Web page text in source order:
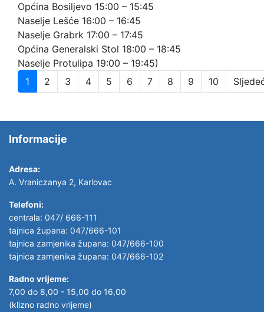
Općina Bosiljevo 15:00 – 15:45
Naselje Lešće 16:00 – 16:45
Naselje Grabrk 17:00 – 17:45
Općina Generalski Stol 18:00 – 18:45
Naselje Protulipa 19:00 – 19:45)
Stranica 1 od 12
1 2 3 4 5 6 7 8 9 10
Informacije
Adresa:
A. Vraniczanya 2, Karlovac
Telefoni:
centrala: 047/ 666-111
tajnica župana: 047/666-101
tajnica zamjenika župana: 047/666-100
tajnica zamjenika župana: 047/666-102
Radno vrijeme:
7,00 do 8,00 - 15,00 do 16,00
(klizno radno vrijeme)